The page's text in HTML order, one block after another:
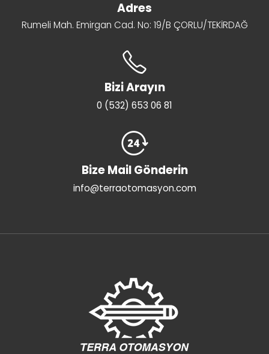
Adres
Rumeli Mah. Emirgan Cad. No: 19/B ÇORLU/TEKİRDAĞ
Bizi Arayın
0 (532) 653 06 81
Bize Mail Gönderin
info@terraotomasyon.com